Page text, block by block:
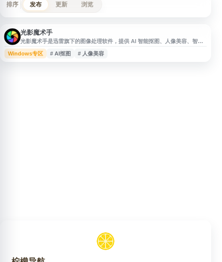
排序 发布 更新 浏览
光影魔术手
光影魔术手是迅雷旗下的图像处理软件，提供 AI 智能抠图、人像美容、智能
调色、批处理、证件照排版冲印等功能。软件操作简便，适合摄影爱好者及日
常图片处理用户使用，可用于照片美化、色彩调整、批量处理和证件照制作等
Windows专区 # AI抠图 # 人像美容